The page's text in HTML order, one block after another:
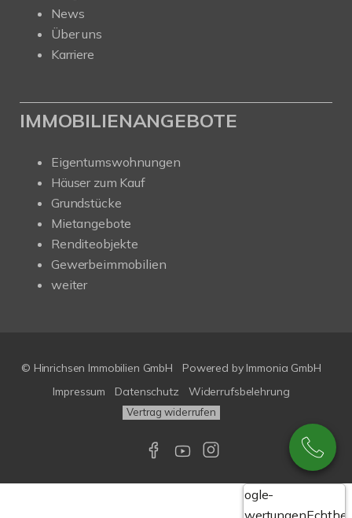
News
Über uns
Karriere
IMMOBILIENANGEBOTE
Eigentumswohnungen
Häuser zum Kauf
Grundstücke
Mietangebote
Renditeobjekte
Gewerbeimmobilien
weiter
© Hinrichsen Immobilien GmbH Powered by Immonia GmbH
Impressum
Datenschutz Widerrufsbelehrung
Vertrag widerrufen
Google-
Bewertungen